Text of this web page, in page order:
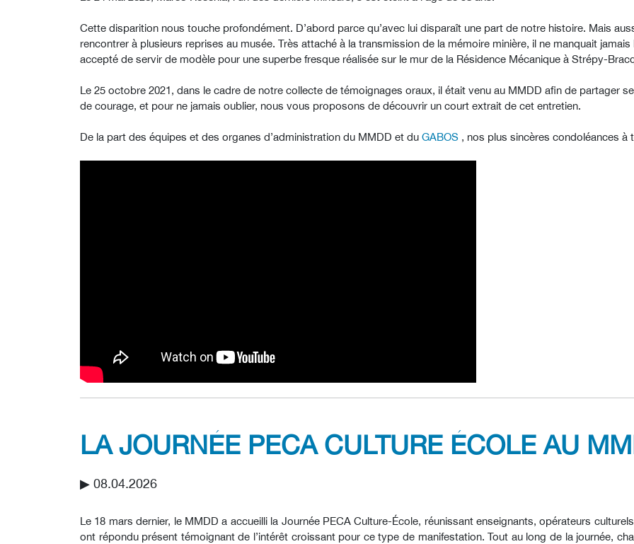
Cette disparition nous touche profondément. D’abord parce qu’avec lui disparaît une part de notre histoire. Mais
rencontrer à plusieurs reprises au musée. Très attaché à la transmission de la mémoire minière, il ne manquait
accepté de servir de modèle pour une superbe fresque réalisée sur le mur de la Résidence Mécanique à Strépy-
Le 25 octobre 2021, dans le cadre de notre collecte de témoignages oraux, il était venu au MMDD afin de partager
de courage, et pour ne jamais oublier, nous vous proposons de découvrir un court extrait de cet entretien.
De la part des équipes et des organes d’administration du MMDD et du GABOS , nos plus sincères condoléances à
LA JOURNÉE PECA CULTURE ÉCOLE AU
▶︎ 08.04.2026
Le 18 mars dernier, le MMDD a accueilli la Journée PECA Culture-École, réunissant enseignants, opérateurs
ont répondu présent témoignant de l’intérêt croissant pour ce type de manifestation. Tout au long de la journée,